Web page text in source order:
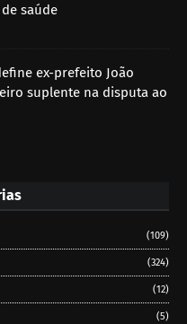
saúde
ex-prefeito João
suplente na disputa ao
(109)
(324)
(12)
(5)